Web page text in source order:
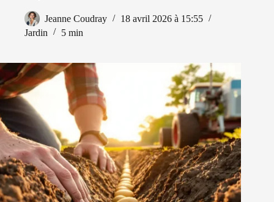
Jeanne Coudray
18 avril 2026 à 15:55
Jardin
5 min